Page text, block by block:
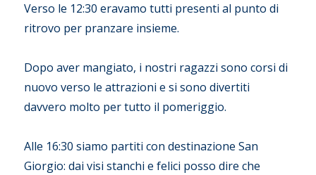
Verso le 12:30 eravamo tutti presenti al punto di
ritrovo per pranzare insieme.
Dopo aver mangiato, i nostri ragazzi sono corsi di
nuovo verso le attrazioni e si sono divertiti
davvero molto per tutto il pomeriggio.
Alle 16:30 siamo partiti con destinazione San
Giorgio: dai visi stanchi e felici posso dire che